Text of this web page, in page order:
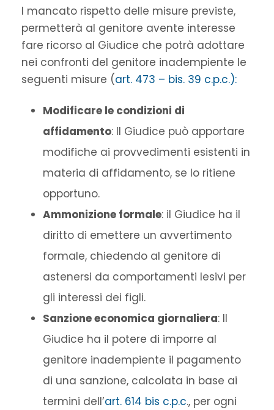
l mancato rispetto delle misure previste,
permetterà al genitore avente interesse
fare ricorso al Giudice che potrà adottare
nei confronti del genitore inadempiente le
seguenti misure (art. 473 – bis. 39 c.p.c.):
Modificare le condizioni di
affidamento: Il Giudice può apportare
modifiche ai provvedimenti esistenti in
materia di affidamento, se lo ritiene
opportuno.
Ammonizione formale: il Giudice ha il
diritto di emettere un avvertimento
formale, chiedendo al genitore di
astenersi da comportamenti lesivi per
gli interessi dei figli.
Sanzione economica giornaliera: Il
Giudice ha il potere di imporre al
genitore inadempiente il pagamento
di una sanzione, calcolata in base ai
termini dell’art. 614 bis c.p.c., per ogni